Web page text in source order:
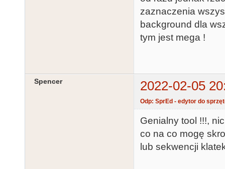
zaznaczenia
background dla
tym jest mega !
Spencer 2022-02-05
Odp: SprEd - edytor do
Genialny tool !!!,
co na co mogę
lub sekwencji